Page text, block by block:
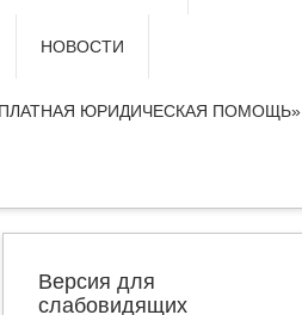
НОВОСТИ
ЮРИДИЧЕСКАЯ ПОМОЩЬ»
Версия для
слабовидящих